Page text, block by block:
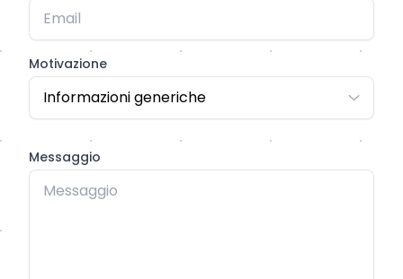
Motivazione
Informazioni generiche
Messaggio